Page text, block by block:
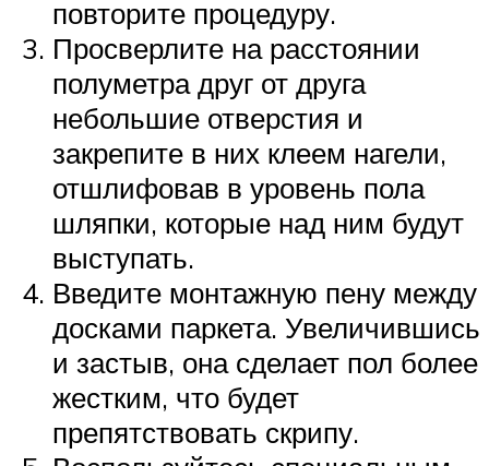
повторите процедуру.
Просверлите на расстоянии
полуметра друг от друга
небольшие отверстия и
закрепите в них клеем нагели,
отшлифовав в уровень пола
шляпки, которые над ним будут
выступать.
Введите монтажную пену между
досками паркета. Увеличившись
и застыв, она сделает пол более
жестким, что будет
препятствовать скрипу.